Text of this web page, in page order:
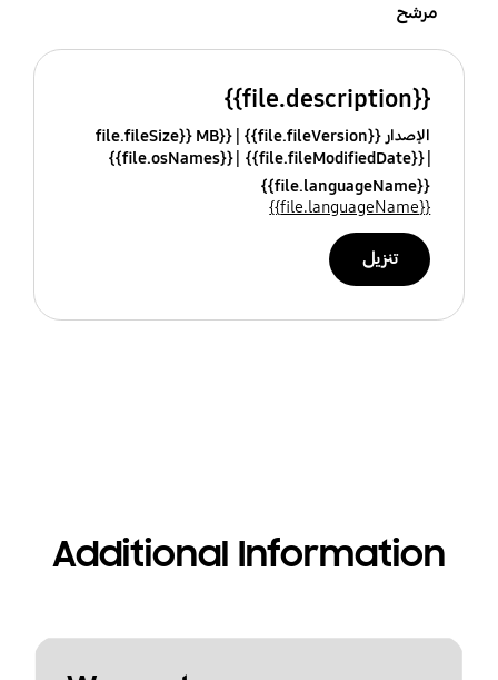
مرشح
{{file.description}}
الإصدار {{file.fileVersion}}
{{file.fileSize}} MB
{{file.fileModifiedDate}}
{{file.osNames}}
{{file.languageName}}
{{file.languageName}}
تنزيل
Additional Information